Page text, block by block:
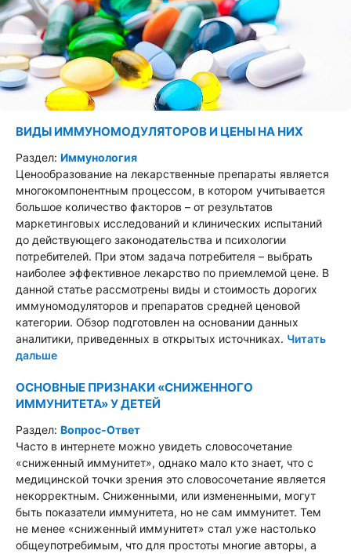
ВИДЫ ИММУНОМОДУЛЯТОРОВ И ЦЕНЫ НА НИХ
Раздел: Иммунология
Ценообразование на лекарственные препараты является
многокомпонентным процессом, в котором учитывается
большое количество факторов – от результатов
маркетинговых исследований и клинических испытаний
до действующего законодательства и психологии
потребителей. При этом задача потребителя – выбрать
наиболее эффективное лекарство по приемлемой цене. В
данной статье рассмотрены виды и стоимость дорогих
иммуномодуляторов и препаратов средней ценовой
категории. Обзор подготовлен на основании данных
аналитики, приведенных в открытых источниках. Читать
дальше
ОСНОВНЫЕ ПРИЗНАКИ «СНИЖЕННОГО
ИММУНИТЕТА» У ДЕТЕЙ
Раздел: Вопрос-Ответ
Часто в интернете можно увидеть словосочетание
«сниженный иммунитет», однако мало кто знает, что с
медицинской точки зрения это словосочетание является
некорректным. Сниженными, или измененными, могут
быть показатели иммунитета, но не сам иммунитет. Тем
не менее «сниженный иммунитет» стал уже настолько
общеупотребимым, что для простоты многие авторы, а